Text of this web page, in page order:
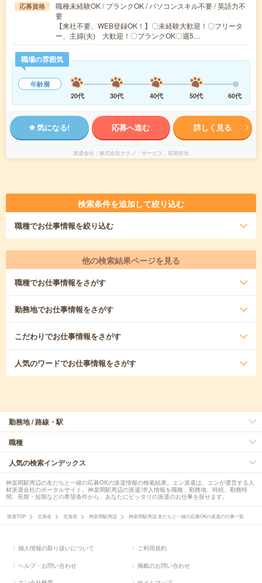
応募資格
職種未経験OK / ブランクOK / パソコンスキル不要 / 英語力不
要
【来社不要、WEB登録OK！】〇未経験大歓迎！〇フリータ
ー、主婦(夫) 大歓迎！〇ブランクOK〇週5…
職場の雰囲気
年齢層
20代
30代 40代 50代 60代
気になる! 応募へ進む 詳しく見る
派遣会社 株式会社テクノ・サービス 採用担当
検索条件を追加して絞り込む
職種でお仕事情報を絞り込む
他の検索結果ページを見る
職種でお仕事情報をさがす
勤務地でお仕事情報をさがす
こだわりでお仕事情報をさがす
人気のワードでお仕事情報をさがす
勤務地 / 路線・駅
職種
人気の検索インデックス
神楽岡駅周辺の友だちと一緒の応募OKの派遣情報の検索結果。エン派遣は、エンが運営する人
材派遣会社のポータルサイト。神楽岡駅周辺の派遣/求人情報を職種、勤務地、時給、勤務時
間、長期・短期などの希望条件から、あなたにピッタリの派遣のお仕事を探せます。
派遣TOP 北海道 北海道 神楽岡駅周辺 神楽岡駅周辺 友だちと一緒の応募OKの派遣の仕事一覧
個人情報の取り扱いについて ご利用規約
ヘルプ・お問い合わせ 掲載のお問い合わせ